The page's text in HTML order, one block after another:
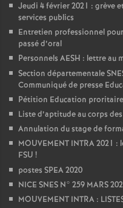
Jeudi 4 février 2021 : grève
services publics
Entretien professionnel
passé d’oral
Personnels AESH : lettre au
Section départementale
Communiqué de presse
Pétition Education proritaire
Liste d’aptitude au corps
Annulation du stage de
MOUVEMENT INTRA 2021 :
FSU !
postes SPEA 2020
NICE SNES N° 259 MARS
MOUVEMENT INTRA :